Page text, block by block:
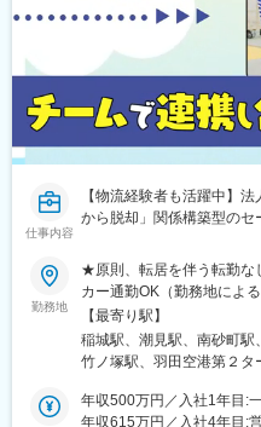
山駅、木次駅、遙堪駅、
駅、高野駅、厚東駅、長
駅、萩駅、鳥取駅、三本
赤間駅、伊賀駅、甘木駅(
塚駅(福岡県)、雑餉隈駅、
後豊岡駅、鶴崎駅、東中津
駅、田代駅、東唐津駅、
駅、三角駅、草道駅、志
嶺駅、てだこ浦西駅、南
駅、倶知安駅、岩見沢駅
海道)、環状通東駅、南郷
沼ノ端駅、八雲駅、鵡川駅
北見駅、名寄高校駅、桂
駅、荒井駅(宮城県)、福田
駅(常磐線)、藤田駅、七日
達駅、五百川駅、東酒田駅
島駅、扇田駅、羽後四ツ屋
仕事内容
【物流経験者も活躍中】
から脱却」関係構築型のセ
勤務地
★原則、転居を伴う転勤な
カー通勤OK（勤務地によ
ア東京、埼玉、神奈川、
知、三重、岐阜、静岡■甲
ア石川、福井、富山■関西
根、岡山、山口、鳥取■九
本、鹿児島、沖縄、宮崎■
【最寄り駅】
稲城駅、潮見駅、南砂町駅
竹ノ塚駅、羽田空港第２タ
駅、八広駅、川口元郷駅、
年収500万円／入社1年目:
年収615万円／入社4年目: